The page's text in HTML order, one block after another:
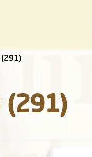
(291)
(291)